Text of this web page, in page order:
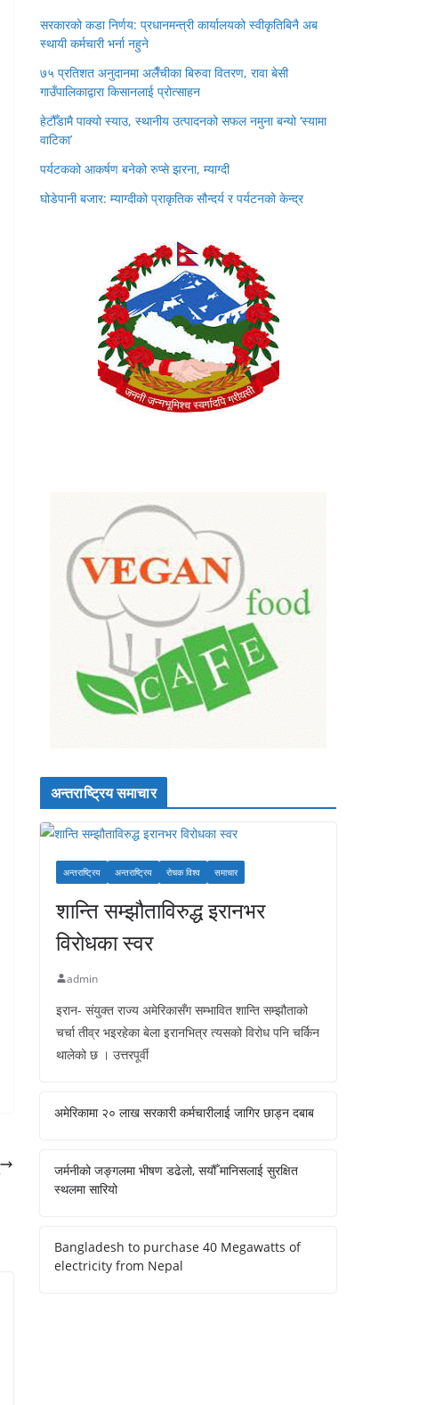
सरकारको कडा निर्णय: प्रधानमन्त्री कार्यालयको स्वीकृतिबिनै अब
स्थायी कर्मचारी भर्ना नहुने
७५ प्रतिशत अनुदानमा अलैँचीका बिरुवा वितरण, रावा बेसी
गाउँपालिकाद्वारा किसानलाई प्रोत्साहन
हेटौँडामै पाक्यो स्याउ, स्थानीय उत्पादनको सफल नमुना बन्यो ‘स्यामा
वाटिका’
पर्यटकको आकर्षण बनेको रुप्से झरना, म्याग्दी
घोडेपानी बजार: म्याग्दीको प्राकृतिक सौन्दर्य र पर्यटनको केन्द्र
अन्तराष्ट्रिय समाचार
अन्तराष्ट्रिय अन्तराष्ट्रिय रोचक विश्व समाचार
शान्ति सम्झौताविरुद्ध इरानभर
विरोधका स्वर
admin
इरान- संयुक्त राज्य अमेरिकासँग सम्भावित शान्ति सम्झौताको
चर्चा तीव्र भइरहेका बेला इरानभित्र त्यसको विरोध पनि चर्किन
थालेको छ । उत्तरपूर्वी
अमेरिकामा २० लाख सरकारी कर्मचारीलाई जागिर छाड्न दबाब
जर्मनीको जङ्गलमा भीषण डढेलो, सयौँ मानिसलाई सुरक्षित
स्थलमा सारियो
Bangladesh to purchase 40 Megawatts of
electricity from Nepal